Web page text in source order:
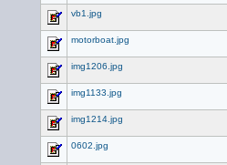
vb1.jpg
motorboat.jpg
img1206.jpg
img1133.jpg
img1214.jpg
0602.jpg